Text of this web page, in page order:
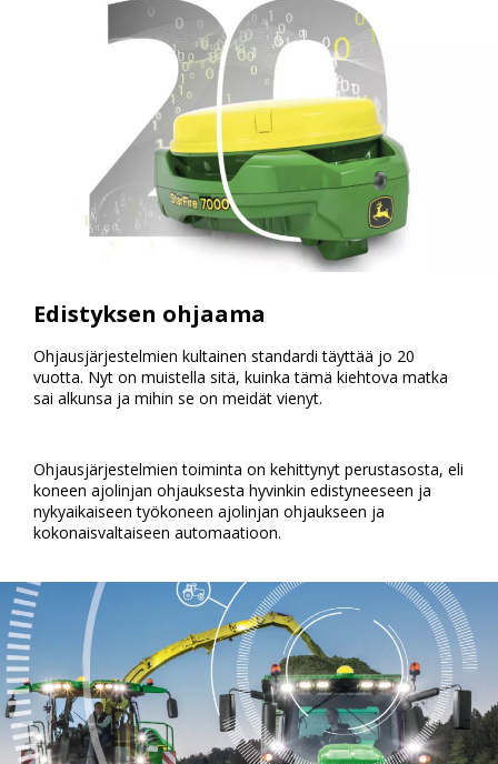
Edistyksen ohjaama
Ohjausjärjestelmien kultainen standardi täyttää jo 20
vuotta. Nyt on muistella sitä, kuinka tämä kiehtova matka
sai alkunsa ja mihin se on meidät vienyt.
Ohjausjärjestelmien toiminta on kehittynyt perustasosta, eli
koneen ajolinjan ohjauksesta hyvinkin edistyneeseen ja
nykyaikaiseen työkoneen ajolinjan ohjaukseen ja
kokonaisvaltaiseen automaatioon.